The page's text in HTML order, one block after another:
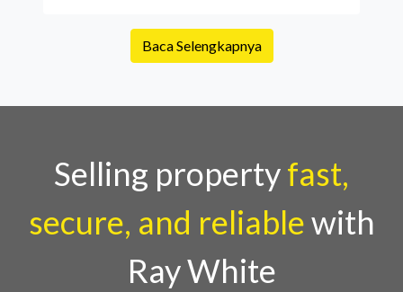
menjadi momen istimewa bagi para pelaku industri
properti dan keuangan. Lebih dari 400 marketing
Country Director Ray White Indon
Baca Selengkapnya
Selling propertyfast,
secure, and reliablewith
Ray White